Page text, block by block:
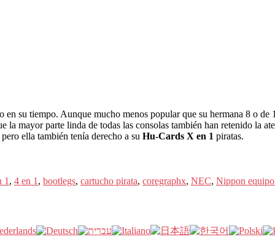
en su tiempo. Aunque mucho menos popular que su hermana 8 o
mayor parte linda de todas las consolas también han retenido la
ella también tenía derecho a su Hu-Cards X en 1 piratas.
1 , 4 en 1 , bootlegs, cartucho pirata, coregraphx, NEC, Nippon